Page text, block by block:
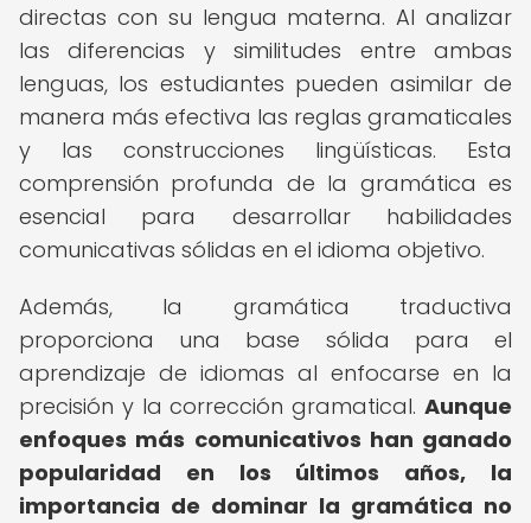
directas con su lengua materna. Al analizar
las diferencias y similitudes entre ambas
lenguas, los estudiantes pueden asimilar de
manera más efectiva las reglas gramaticales
y las construcciones lingüísticas. Esta
comprensión profunda de la gramática es
esencial para desarrollar habilidades
comunicativas sólidas en el idioma objetivo.
Además, la gramática traductiva
proporciona una base sólida para el
aprendizaje de idiomas al enfocarse en la
precisión y la corrección gramatical. Aunque
enfoques más comunicativos han ganado
popularidad en los últimos años, la
importancia de dominar la gramática no